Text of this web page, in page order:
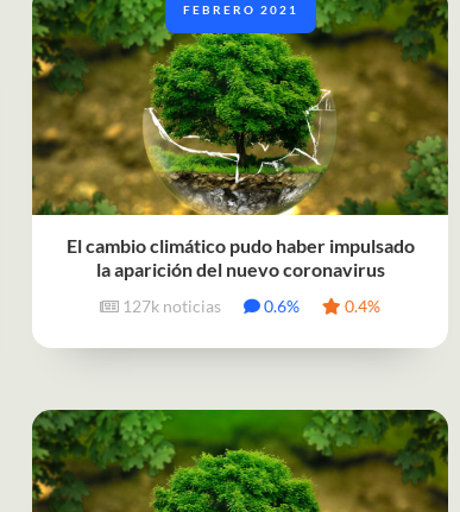
FEBRERO 2021
El cambio climático pudo haber impulsado
la aparición del nuevo coronavirus
127k noticias 0.6% 0.4%